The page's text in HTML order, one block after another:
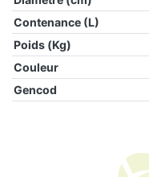
Contenance (L)
Poids (Kg)
Couleur
Gencod